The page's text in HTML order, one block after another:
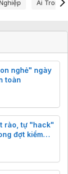
Ai Trong
nghẻ" ngày
toàn
rào, tự "hack"
đợt kiểm